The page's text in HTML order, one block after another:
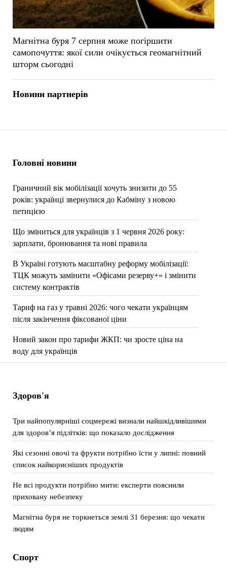
Головні новини
Граничний вік мобілізації хочуть знизити до 55
років: українці звернулися до Кабміну з новою
петицією
Що зміниться для українців з 1 червня 2026 року:
зарплати, бронювання та нові правила
В Україні готують масштабну реформу мобілізації:
ТЦК можуть замінити «Офісами резерву+» і змінити
систему контрактів
Тариф на газ у травні 2026: чого чекати українцям
після закінчення фіксованої ціни
Новий закон про тарифи ЖКП: чи зросте ціна на
воду для українців
Магнітна буря 7 серпня може погіршити
самопочуття: якої сили очікується геомагнітний
шторм сьогодні
Новини партнерів
Здоров'я
Три найпопулярніші соцмережі визнали найшкідливішими
для здоров’я підлітків: що показало дослідження
Які сезонні овочі та фрукти потрібно їсти у липні: повний
список найкорисніших продуктів
Не всі продукти потрібно мити: експерти пояснили
приховану небезпеку
Магнітна буря не торкнеться землі 31 березня: що чекати
людям
Спорт